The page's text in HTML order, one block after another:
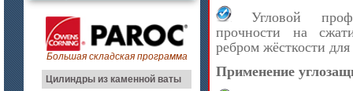
Большая складская программа
Цилиндры из каменной ваты
Угловой
прочности на
ребром жёсткости
Применение